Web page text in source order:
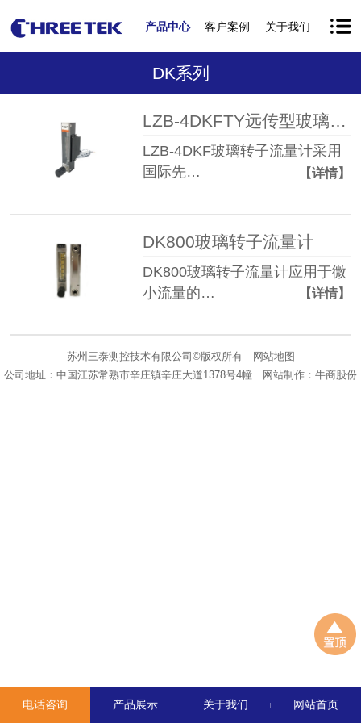
产品中心 客户案例 关于我们
DK系列
LZB-4DKFTY远传型玻璃转子流量计
LZB-4DKF玻璃转子流量计采用
国际先…
【详情】
DK800玻璃转子流量计
DK800玻璃转子流量计应用于微
小流量的…
【详情】
苏州三泰测控技术有限公司©版权所有
网站地图
公司地址：中国江苏常熟市辛庄镇辛庄大道1378号4幢
网站制作： 牛商股份
电话咨询 产品展示 关于我们 网站首页